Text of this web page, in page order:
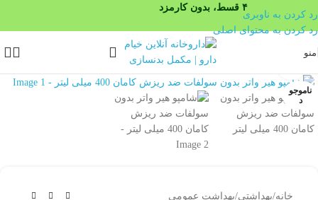
۴ قسط، بدون کارمزد
رد کردن به ناوبری
رد کردن به محتوای اصلی
منو
ناموجو
د
بزرگنمایی تصویر
خانه/بهداشتی/بهداشت عمومی